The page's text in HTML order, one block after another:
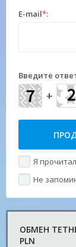
E-mail*:
Введите
+
Я
Не
ОБМЕН
PLN